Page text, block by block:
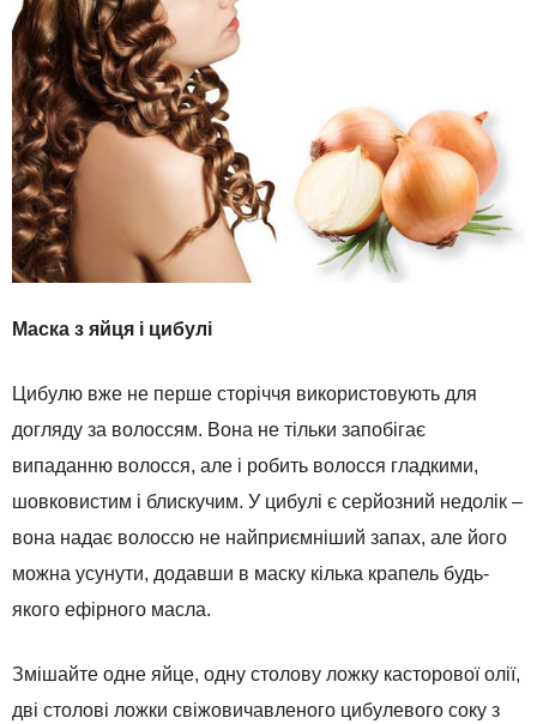
Маска з яйця і цибулі
Цибулю вже не перше сторіччя використовують для
догляду за волоссям. Вона не тільки запобігає
випаданню волосся, але і робить волосся гладкими,
шовковистим і блискучим. У цибулі є серйозний недолік –
вона надає волоссю не найприємніший запах, але його
можна усунути, додавши в маску кілька крапель будь-
якого ефірного масла.
Змішайте одне яйце, одну столову ложку касторової олії,
дві столові ложки свіжовичавленого цибулевого соку з